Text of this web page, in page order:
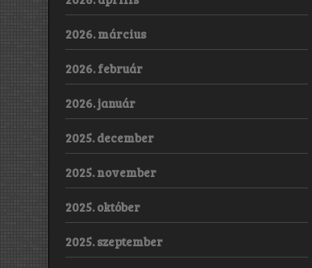
2026. március
2026. február
2026. január
2025. december
2025. november
2025. október
2025. szeptember